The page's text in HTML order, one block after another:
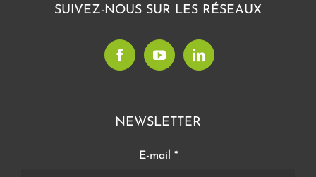
SUIVEZ-NOUS SUR LES RÉSEAUX
NEWSLETTER
E-mail *